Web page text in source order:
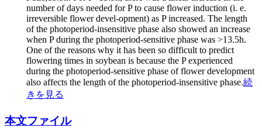
number of days needed for P to cause flower induction (i. e.
irreversible flower devel-opment) as P increased. The length
of the photoperiod-insensitive phase also showed an increase
when P during the photoperiod-sensitive phase was >13.5h.
One of the reasons why it has been so difficult to predict
flowering times in soybean is because the P experienced
during the photoperiod-sensitive phase of flower development
also affects the length of the photoperiod-insensitive phase.続
きを見る
本文ファイル